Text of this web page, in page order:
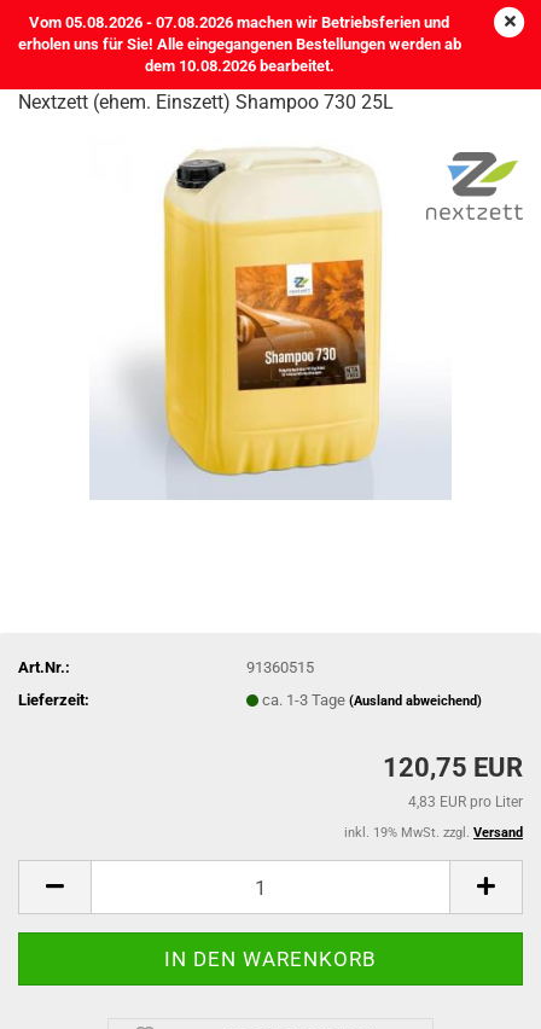
Vom 05.08.2026 - 07.08.2026 machen wir Betriebsferien und
erholen uns für Sie! Alle eingegangenen Bestellungen werden ab
dem 10.08.2026 bearbeitet.
Nextzett (ehem. Einszett) Shampoo 730 25L
Art.Nr.:
91360515
Lieferzeit:
ca. 1-3 Tage(Ausland abweichend)
120,75 EUR
4,83 EUR pro Liter
inkl. 19% MwSt. zzgl. Versand